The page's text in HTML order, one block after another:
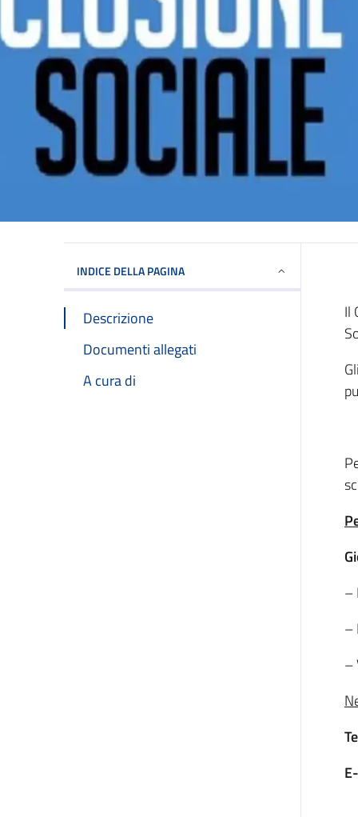
INDICE DELLA PAGINA
Descrizione
Documenti allegati
A cura di
Il
–
–
–